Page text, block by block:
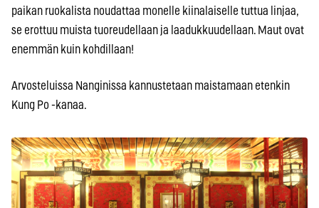
paikan ruokalista noudattaa monelle kiinalaiselle tuttua linjaa,
se erottuu muista tuoreudellaan ja laadukkuudellaan. Maut ovat
enemmän kuin kohdillaan!
Arvosteluissa Nanginissa kannustetaan maistamaan etenkin
Kung Po -kanaa.